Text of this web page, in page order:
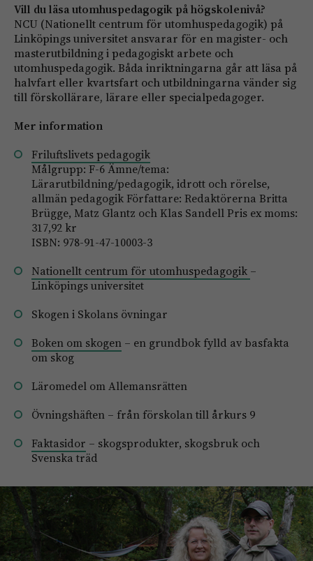
Vill du läsa utomhuspedagogik på högskolenivå?
NCU (Nationellt centrum för utomhuspedagogik) på
Linköpings universitet ansvarar för en magister- och
masterutbildning i pedagogiskt arbete och
utomhuspedagogik. Båda inriktningarna går att läsa på
halvfart eller kvartsfart och utbildningarna vänder sig
till förskollärare, lärare eller specialpedagoger.
Mer information
Friluftslivets pedagogik
Målgrupp: F-6 Ämne/tema:
Lärarutbildning/pedagogik, idrott och rörelse,
allmän pedagogik Författare: Redaktörerna Britta
Brügge, Matz Glantz och Klas Sandell Pris ex moms:
317,92 kr
ISBN: 978-91-47-10003-3
Nationellt centrum för utomhuspedagogik –
Linköpings universitet
Skogen i Skolans övningar
Boken om skogen – en grundbok fylld av basfakta
om skog
Läromedel om Allemansrätten
Övningshäften – från förskolan till årkurs 9
Faktasidor – skogsprodukter, skogsbruk och
Svenska träd